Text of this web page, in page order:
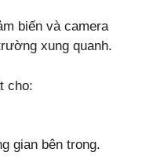
biến và camera
xung quanh.
cho:
gian bên trong.